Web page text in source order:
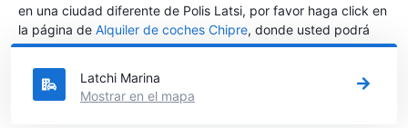
en una ciudad diferente de Polis Latsi, por favor haga click en
la página de Alquiler de coches Chipre, donde usted podrá
elegir en qué ciudad de Chipre desea alquilar un coche.
Latchi Marina
Mostrar en el mapa